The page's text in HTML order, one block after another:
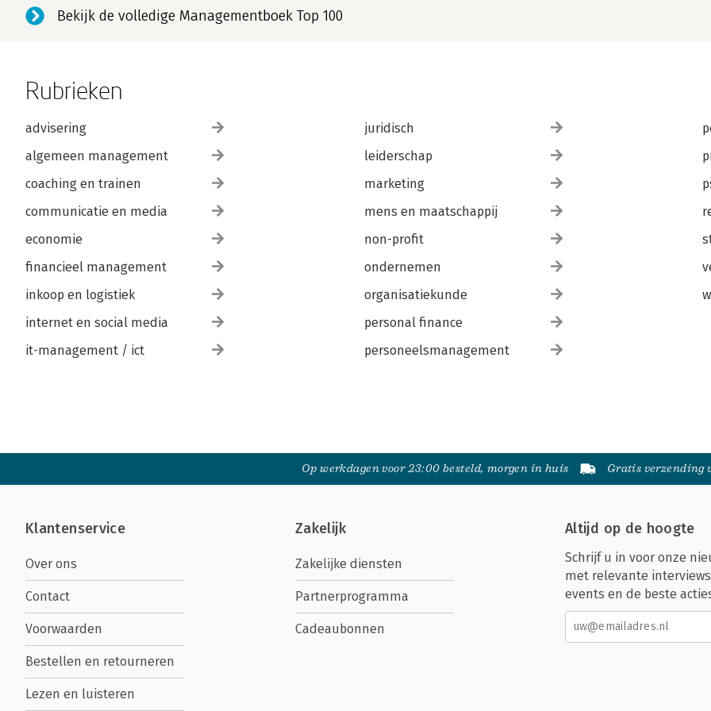
Bekijk de volledige Managementboek Top 100
Rubrieken
advisering
algemeen management
coaching en trainen
communicatie en media
economie
financieel management
inkoop en logistiek
internet en social media
it-management / ict
juridisch
leiderschap
marketing
mens en maatschappij
non-profit
ondernemen
organisatiekunde
personal finance
personeelsmanagement
Op werkdagen voor 23:00 besteld, morgen in huis Gratis verzending
Klantenservice
Over ons
Contact
Voorwaarden
Bestellen en retourneren
Lezen en luisteren
Zakelijk
Zakelijke diensten
Partnerprogramma
Cadeaubonnen
Altijd op de hoogte
Schrijf u in voor onze
met relevante
events en de beste